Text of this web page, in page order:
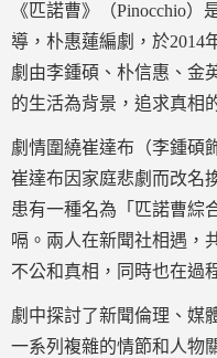
《匹諾曹》（Pinocchio
導，朴惠蓮編劇，於2014
劇由李鍾碩、朴信惠、金
的生活為背景，追求真相
劇情圍繞崔達布（李鍾碩
崔達布因家庭悲劇而改名
患有一種名為「匹諾曹綜
嗝。兩人在新聞社相遇，
不公和真相，同時也在過
劇中探討了新聞倫理、媒
一系列複雜的情節和人物